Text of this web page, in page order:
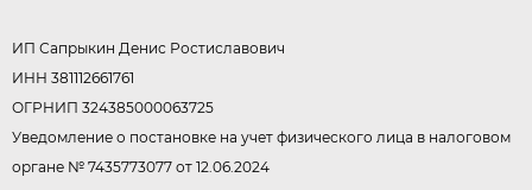
ИП Сапрыкин Денис Ростиславович
ИНН 381112661761
ОГРНИП 324385000063725
Уведомление о постановке на учет физического лица в налоговом
органе № 7435773077 от 12.06.2024